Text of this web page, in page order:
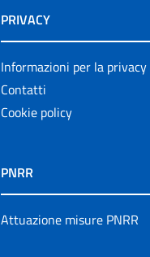
PRIVACY
Informazioni per la privacy
Contatti
Cookie policy
PNRR
Attuazione misure PNRR